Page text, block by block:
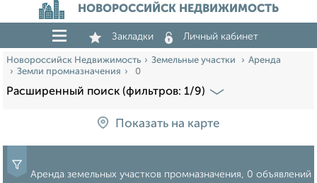
НОВОРОССИЙСК НЕДВИЖИМОСТЬ
Закладки Личный кабинет
Новороссийск Недвижимость Земельные участки
Аренда
Земли промназначения
0
Расширенный поиск (фильтров: 1/9)
Показать на карте
Аренда земельных участков промназначения, 0 объявлений